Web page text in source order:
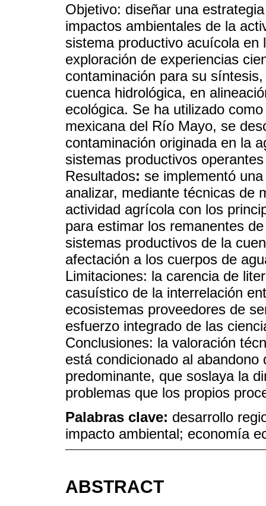
Objetivo: diseñar una
impactos ambientales de la
sistema productivo acuícola
exploración de experiencias
contaminación para su
cuenca hidrológica, en
ecológica. Se ha utilizado
mexicana del Río Mayo, se
contaminación originada en la
sistemas productivos
Resultados: se implementó
analizar, mediante técnicas de
actividad agrícola con los
para estimar los remanentes
sistemas productivos de la
afectación a los cuerpos de
Limitaciones: la carencia de
casuístico de la interrelación
ecosistemas proveedores de
esfuerzo integrado de las
Conclusiones: la valoración
está condicionado al
predominante, que soslaya la
problemas que los propios
Palabras clave: desarrollo
impacto ambiental; economía
ABSTRACT